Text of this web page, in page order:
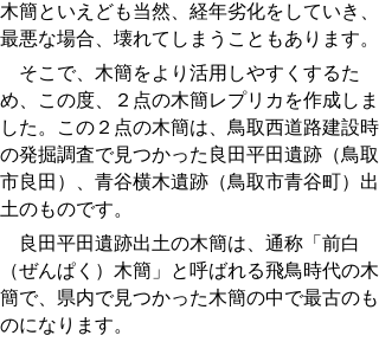
木簡といえども当然、経年劣化をしていき、
最悪な場合、壊れてしまうこともあります。
そこで、木簡をより活用しやすくするた
め、この度、２点の木簡レプリカを作成しま
した。この２点の木簡は、鳥取西道路建設時
の発掘調査で見つかった良田平田遺跡（鳥取
市良田）、青谷横木遺跡（鳥取市青谷町）出
土のものです。
良田平田遺跡出土の木簡は、通称「前白
（ぜんぱく）木簡」と呼ばれる飛鳥時代の木
簡で、県内で見つかった木簡の中で最古のも
のになります。